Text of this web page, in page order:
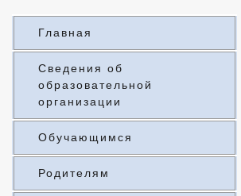
Главная
Сведения об
образовательной
организации
Обучающимся
Родителям